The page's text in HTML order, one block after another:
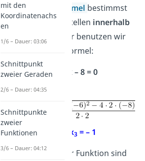
Mitternachts-Formel bestimmst
du noch die Nullstellen innerhalb
. Hier benutzen wir
dir Mitternachtsformel:
2x
– 6x – 8 = 0
x3 = – 1
Die Nullstellen der Funktion sind
mit den
Koordinatenachs
en
1/6 – Dauer: 03:06
Schnittpunkt
zweier Geraden
2/6 – Dauer: 04:35
Schnittpunkte
zweier
Funktionen
3/6 – Dauer: 04:12